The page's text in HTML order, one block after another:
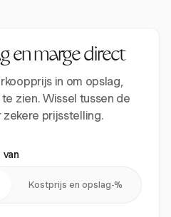
en marge direct
in om opslag,
zien. Wissel tussen de
prijsstelling.
van
Kostprijs en opslag-%